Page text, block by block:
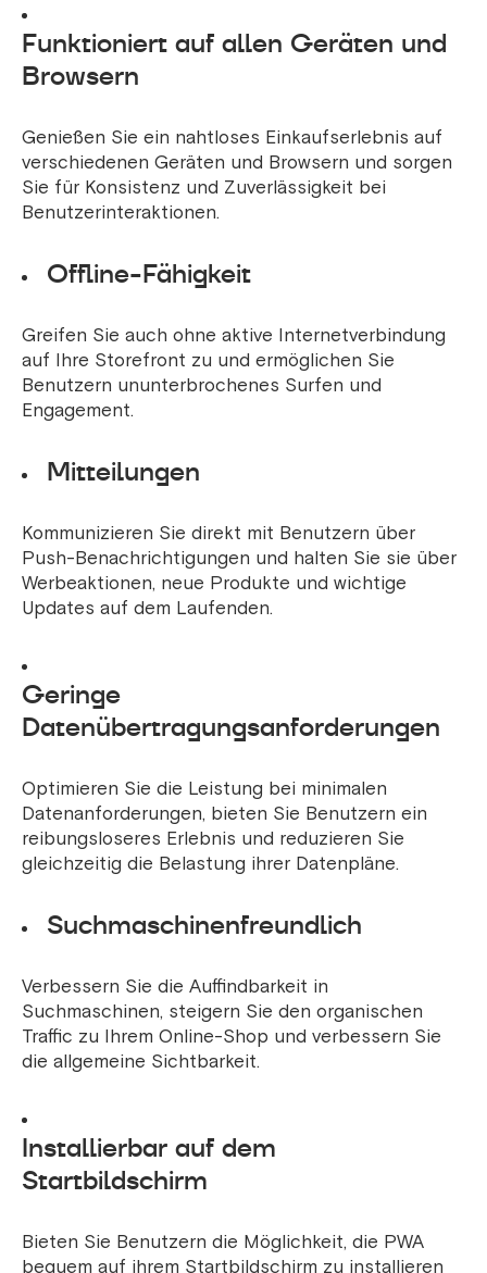
Funktioniert auf allen Geräten und
Browsern
Genießen Sie ein nahtloses Einkaufserlebnis auf
verschiedenen Geräten und Browsern und sorgen
Sie für Konsistenz und Zuverlässigkeit bei
Benutzerinteraktionen.
Offline-Fähigkeit
Greifen Sie auch ohne aktive Internetverbindung
auf Ihre Storefront zu und ermöglichen Sie
Benutzern ununterbrochenes Surfen und
Engagement.
Mitteilungen
Kommunizieren Sie direkt mit Benutzern über
Push-Benachrichtigungen und halten Sie sie über
Werbeaktionen, neue Produkte und wichtige
Updates auf dem Laufenden.
Geringe
Datenübertragungsanforderungen
Optimieren Sie die Leistung bei minimalen
Datenanforderungen, bieten Sie Benutzern ein
reibungsloseres Erlebnis und reduzieren Sie
gleichzeitig die Belastung ihrer Datenpläne.
Suchmaschinenfreundlich
Verbessern Sie die Auffindbarkeit in
Suchmaschinen, steigern Sie den organischen
Traffic zu Ihrem Online-Shop und verbessern Sie
die allgemeine Sichtbarkeit.
Installierbar auf dem
Startbildschirm
Bieten Sie Benutzern die Möglichkeit, die PWA
bequem auf ihrem Startbildschirm zu installieren